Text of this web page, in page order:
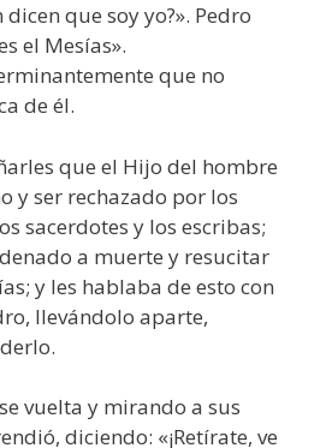
dicen que soy yo?». Pedro
el Mesías».
que no
de él.
que el Hijo del hombre
y ser rechazado por los
sacerdotes y los escribas;
a muerte y resucitar
y les hablaba de esto con
llevándolo aparte,
vuelta y mirando a sus
diciendo: «¡Retírate, ve